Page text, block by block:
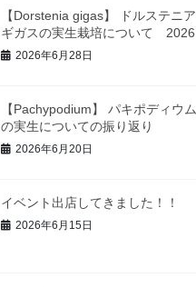
【Dorstenia gigas】 ドルステニア
ギガスの実生栽培について 2026
2026年6月28日
【Pachypodium】 パキポディウム
の実生についての振り返り
2026年6月20日
イベント出店してきました！！
2026年6月15日